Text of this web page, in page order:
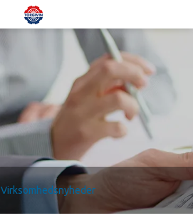
Virksomhedsnyheder